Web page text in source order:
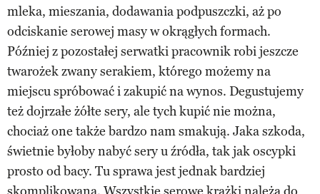
mleka, mieszania, dodawania podpuszczki, aż po
odciskanie serowej masy w okrągłych formach.
Później z pozostałej serwatki pracownik robi jeszcze
twarożek zwany serakiem, którego możemy na
miejscu spróbować i zakupić na wynos. Degustujemy
też dojrzałe żółte sery, ale tych kupić nie można,
chociaż one także bardzo nam smakują. Jaka szkoda,
świetnie byłoby nabyć sery u źródła, tak jak oscypki
prosto od bacy. Tu sprawa jest jednak bardziej